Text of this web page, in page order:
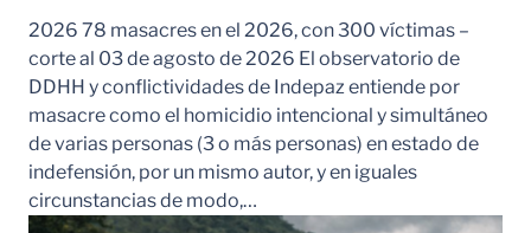
2026 78 masacres en el 2026, con 300 víctimas –
corte al 03 de agosto de 2026 El observatorio de
DDHH y conflictividades de Indepaz entiende por
masacre como el homicidio intencional y simultáneo
de varias personas (3 o más personas) en estado de
indefensión, por un mismo autor, y en iguales
circunstancias de modo,…